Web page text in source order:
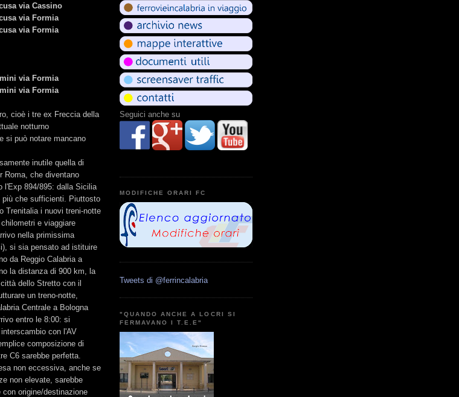
via Cassino
via Formia
via Formia
via Formia
via Formia
cioè i tre ex Freccia della
notturno
si può notare mancano
inutile quella di
Roma, che diventano
l'Exp 894/895: dalla Sicilia
più che sufficienti. Piuttosto
Trenitalia i nuovi treni-notte
e viaggiare
nella primissima
si sia pensato ad istituire
da Reggio Calabria a
la distanza di 900 km, la
dello Stretto con il
un treno-notte,
Centrale a Bologna
entro le 8:00: si
con l'AV
composizione di
C6 sarebbe perfetta.
non eccessiva, anche se
non elevate, sarebbe
origine/destinazione
Seguici anche su
MODIFICHE ORARI FC
Tweets di @ferrincalabria
"QUANDO ANCHE A LOCRI SI
FERMAVANO I T.E.E"